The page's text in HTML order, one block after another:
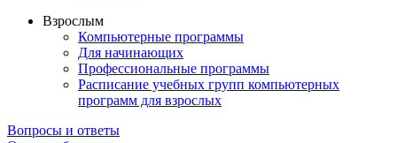
Взрослым
Компьютерные программы
Для начинающих
Профессиональные программы
Расписание учебных групп компьютерных
программ для взрослых
Вопросы и ответы